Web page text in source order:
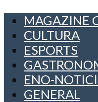
MAGAZINE
CULTURA
ESPORTS
ENO-
GENERAL